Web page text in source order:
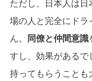
ただし、日本人は
場の人と完全にド
ん。
同僚と仲間意識
すし、効果があるで
持ってもらうことも